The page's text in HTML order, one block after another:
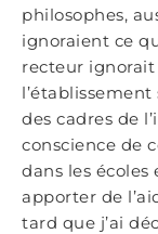
philosophes,
ignoraient ce
recteur ignorait
des cadres de
conscience de
dans les
apporter de
tard que j’ai